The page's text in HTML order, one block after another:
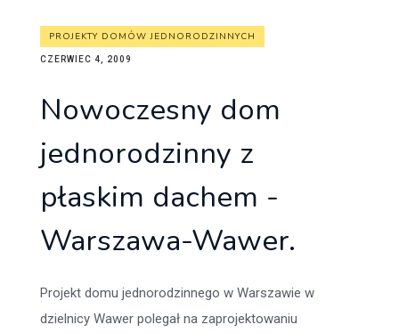
PROJEKTY DOMÓW JEDNORODZINNYCH
CZERWIEC 4, 2009
Nowoczesny dom
jednorodzinny z
płaskim dachem -
Warszawa-Wawer.
Projekt domu jednorodzinnego w Warszawie w
dzielnicy Wawer polegał na zaprojektowaniu